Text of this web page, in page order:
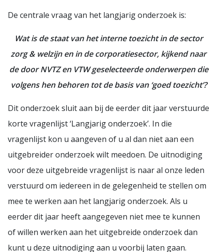
De centrale vraag van het langjarig onderzoek is:
Wat is de staat van het interne toezicht in de sector
zorg & welzijn en in de corporatiesector, kijkend naar
de door NVTZ en VTW geselecteerde onderwerpen die
volgens hen behoren tot de basis van ‘goed toezicht’?
Dit onderzoek sluit aan bij de eerder dit jaar verstuurde
korte vragenlijst ‘Langjarig onderzoek’. In die
vragenlijst kon u aangeven of u al dan niet aan een
uitgebreider onderzoek wilt meedoen. De uitnodiging
voor deze uitgebreide vragenlijst is naar al onze leden
verstuurd om iedereen in de gelegenheid te stellen om
mee te werken aan het langjarig onderzoek. Als u
eerder dit jaar heeft aangegeven niet mee te kunnen
of willen werken aan het uitgebreide onderzoek dan
kunt u deze uitnodiging aan u voorbij laten gaan.